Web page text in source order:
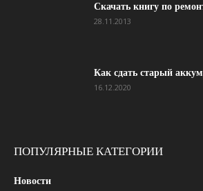
Скачать книгу по
28.11.2013
Как сдать старый
16.12.2020
ПОПУЛЯРНЫЕ КАТЕГОРИИ
Новости